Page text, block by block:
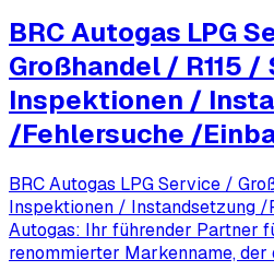
BRC Autogas LPG
Großhandel / R115
Inspektionen /
/Fehlersuche /
BRC Autogas LPG Service /
Inspektionen / Instandsetzung /
Autogas: Ihr führender Partner
renommierter Markenname, der